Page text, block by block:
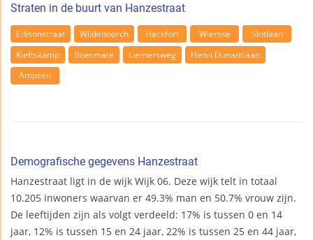
Straten in de buurt van Hanzestraat
Edisonstraat Wildenborch Hackfort Wiersse
Slotlaan
Kieftskamp
Boesmate Liemersweg
Henri Dunantlaan
Ampsen
Demografische gegevens Hanzestraat
Hanzestraat ligt in de wijk Wijk 06. Deze wijk telt in totaal
10.205 inwoners waarvan er 49.3% man en 50.7% vrouw zijn.
De leeftijden zijn als volgt verdeeld: 17% is tussen 0 en 14
jaar, 12% is tussen 15 en 24 jaar, 22% is tussen 25 en 44 jaar,